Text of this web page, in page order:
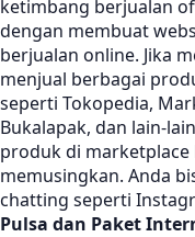
ketimbang berjualan
dengan membuat
berjualan online. Jika
menjual berbagai
seperti Tokopedia,
Bukalapak, dan lain-
produk di
memusingkan. Anda
chatting seperti
Pulsa dan Paket